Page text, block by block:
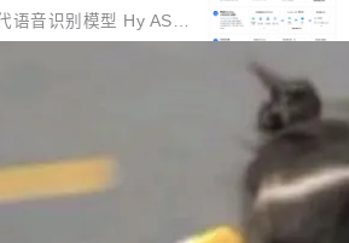
（以下简称" CodeBas
云码道（CodeA...
入了一条被程序员圈
最高管理员权限、无
的 Workers AI 团队
。他们在官方博客上发
量提升 41%，每 token
。 FP8 省的不仅是显
吃显...
语音识别模型 Hy ASR
代大语言模型 Hy3 的
，而是真正听懂。通过
再把准确的文字直接给
优化”演进为“理解语